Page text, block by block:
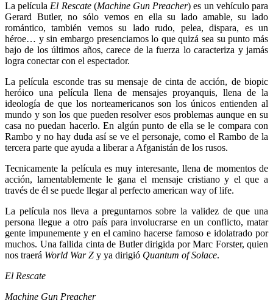
La película El Rescate (Machine Gun Preacher) es un vehículo para
Gerard Butler, no sólo vemos en ella su lado amable, su lado
romántico, también vemos su lado rudo, pelea, dispara, es un
héroe… y sin embargo presenciamos lo que quizá sea su punto más
bajo de los últimos años, carece de la fuerza lo caracteriza y jamás
logra conectar con el espectador.
La película esconde tras su mensaje de cinta de acción, de biopic
heróico una película llena de mensajes proyanquis, llena de la
ideología de que los norteamericanos son los únicos entienden al
mundo y son los que pueden resolver esos problemas aunque en su
casa no puedan hacerlo. En algún punto de ella se le compara con
Rambo y no hay duda así se ve el personaje, como el Rambo de la
tercera parte que ayuda a liberar a Afganistán de los rusos.
Tecnicamente la película es muy interesante, llena de momentos de
acción, lamentablemente le gana el mensaje cristiano y el que a
través de él se puede llegar al perfecto american way of life.
La película nos lleva a preguntarnos sobre la validez de que una
persona llegue a otro país para involucrarse en un conflicto, matar
gente impunemente y en el camino hacerse famoso e idolatrado por
muchos. Una fallida cinta de Butler dirigida por Marc Forster, quien
nos traerá World War Z y ya dirigió Quantum of Solace.
El Rescate
Machine Gun Preacher